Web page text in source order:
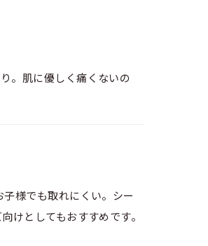
。肌に優しく痛くないの
様でも取れにくい。シー
けとしてもおすすめです。